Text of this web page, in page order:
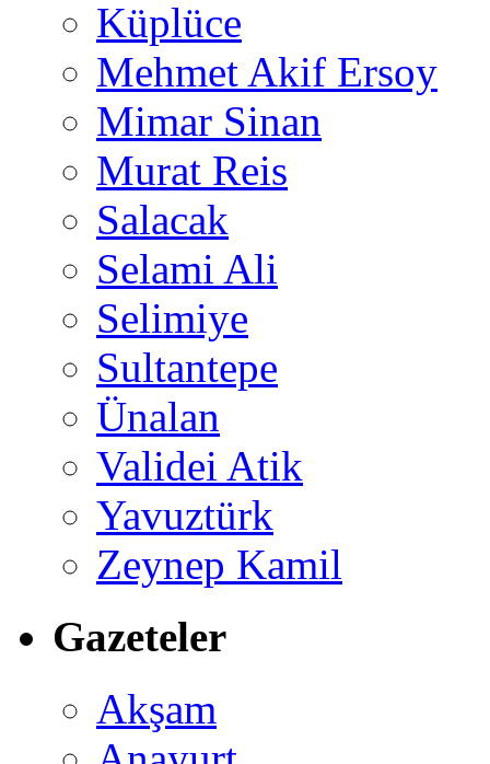
Küplüce
Mehmet Akif Ersoy
Mimar Sinan
Murat Reis
Salacak
Selami Ali
Selimiye
Sultantepe
Ünalan
Validei Atik
Yavuztürk
Zeynep Kamil
Gazeteler
Akşam